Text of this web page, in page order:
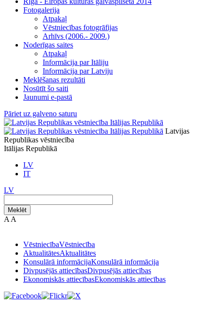
Fotogalerija
Atpakaļ
Vēstniecības fotogrāfijas
Arhīvs (2006.- 2009.)
Noderīgas saites
Atpakaļ
Informācija par Itāliju
Informācija par Latviju
Meklēšanas rezultāti
Nosūtīt šo saiti
Jaunumi e-pastā
Pāriet uz galveno saturu
Latvijas
Republikas vēstniecība
Itālijas Republikā
LV
IT
LV
Meklēt
A A
VēstniecībaVēstniecība
AktualitātesAktualitātes
Konsulārā informācijaKonsulārā informācija
Divpusējās attiecībasDivpusējās attiecības
Ekonomiskās attiecībasEkonomiskās attiecības